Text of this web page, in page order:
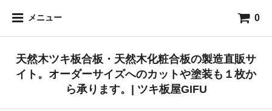
メニュー 0
天然木ツキ板合板・天然木化粧合板の製造直販サ
イト。オーダーサイズへのカットや塗装も１枚か
ら承ります。| ツキ板屋GIFU